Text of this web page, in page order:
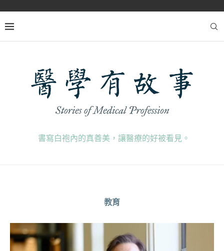
書寫白袍內的真善美，讓醫療的好被看見。
教育